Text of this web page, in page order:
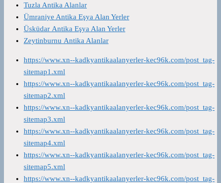
Tuzla Antika Alanlar
Ümraniye Antika Eşya Alan Yerler
Üsküdar Antika Eşya Alan Yerler
Zeytinburnu Antika Alanlar
https://www.xn--kadkyantikaalanyerler-kec96k.com/post_tag-
sitemap1.xml
https://www.xn--kadkyantikaalanyerler-kec96k.com/post_tag-
sitemap2.xml
https://www.xn--kadkyantikaalanyerler-kec96k.com/post_tag-
sitemap3.xml
https://www.xn--kadkyantikaalanyerler-kec96k.com/post_tag-
sitemap4.xml
https://www.xn--kadkyantikaalanyerler-kec96k.com/post_tag-
sitemap5.xml
https://www.xn--kadkyantikaalanyerler-kec96k.com/post_tag-